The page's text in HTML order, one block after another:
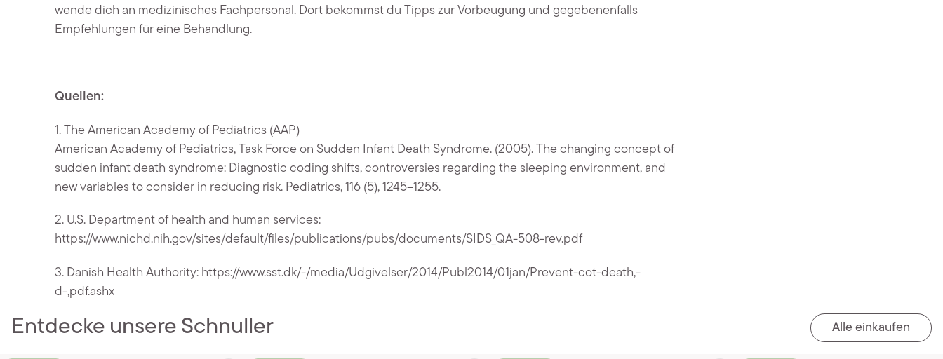
wende dich an medizinisches Fachpersonal. Dort bekommst du Tipps zur Vorbeugung und gegebenenfalls
Empfehlungen für eine Behandlung.
Quellen:
1. The American Academy of Pediatrics (AAP)
American Academy of Pediatrics, Task Force on Sudden Infant Death Syndrome. (2005). The changing concept of
sudden infant death syndrome: Diagnostic coding shifts, controversies regarding the sleeping environment, and
new variables to consider in reducing risk. Pediatrics, 116 (5), 1245–1255.
2. U.S. Department of health and human services:
https://www.nichd.nih.gov/sites/default/files/publications/pubs/documents/SIDS_QA-508-rev.pdf
3. Danish Health Authority: https://www.sst.dk/-/media/Udgivelser/2014/Publ2014/01jan/Prevent-cot-death,-
d-,pdf.ashx
Entdecke unsere Schnuller Alle einkaufen